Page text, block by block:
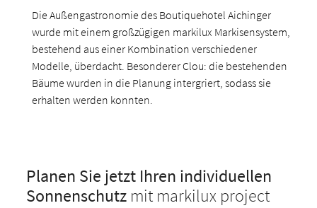
Die Außengastronomie des Boutiquehotel Aichinger
wurde mit einem großzügigen markilux Markisensystem,
bestehend aus einer Kombination verschiedener
Modelle, überdacht. Besonderer Clou: die bestehenden
Bäume wurden in die Planung intergriert, sodass sie
erhalten werden konnten.
Planen Sie jetzt Ihren individuellen
Sonnenschutz mit markilux project